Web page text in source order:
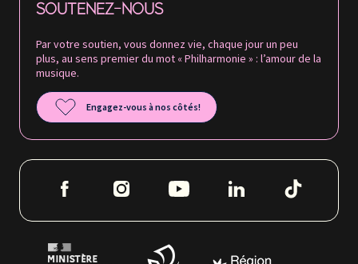
SOUTENEZ-NOUS
Par votre soutien, vous donnez vie, chaque jour un peu
plus, au sens premier du mot « Philharmonie » : l’amour de la
musique.
Engagez-vous à nos côtés!
Tutelles et mécènes de la Philharmonie de Paris